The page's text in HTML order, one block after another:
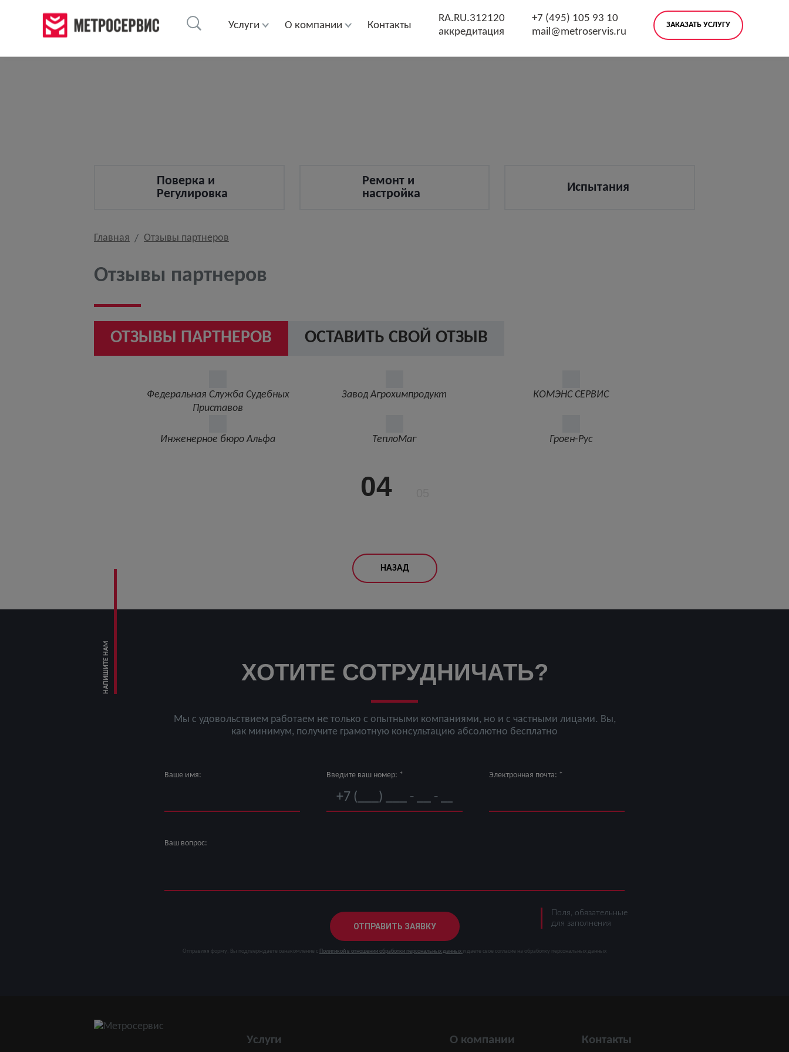
Услуги О компании Контакты
RA.RU.312120
аккредитация
+7 (495) 105 93 10
mail@metroservis.ru
ЗАКАЗАТЬ УСЛУГУ
Поверка и
Регулировка
Ремонт и
настройка
Испытания
Главная Отзывы партнеров
Отзывы партнеров
ОТЗЫВЫ ПАРТНЕРОВ ОСТАВИТЬ СВОЙ ОТЗЫВ
Федеральная Служба Судебных
Приставов
Завод Агрохимпродукт КОМЭНС СЕРВИС
Инженерное бюро Альфа ТеплоМаг Гроен-Рус
04
НАЗАД
НАПИШИТЕ НАМ ХОТИТЕ СОТРУДНИЧАТЬ?
Мы с удовольствием работаем не только с опытными компаниями, но и с частными лицами. Вы,
как минимум, получите грамотную консультацию абсолютно бесплатно
Ваше имя: Введите ваш номер: * Электронная почта: *
Ваш вопрос:
ОТПРАВИТЬ ЗАЯВКУ
Отправляя форму, Вы подтверждаете ознакомление с Политикой в отношении обработки персональных данных и даете свое согласие на обработку персональных данных
Поля, обязательные
для заполнения
Услуги О компании Контакты